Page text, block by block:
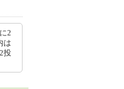
2
は
投